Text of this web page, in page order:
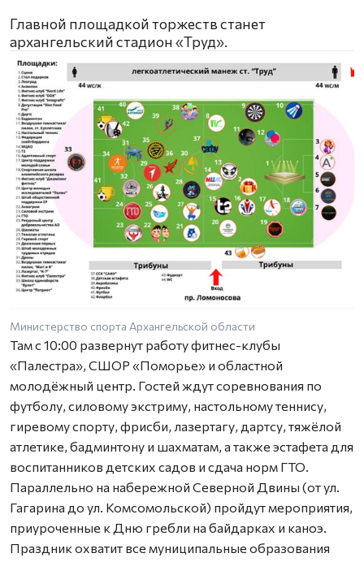
Главной площадкой торжеств станет
архангельский стадион «Труд».
Министерство спорта Архангельской области
Там с 10:00 развернут работу фитнес-клубы
«Палестра», СШОР «Поморье» и областной
молодёжный центр. Гостей ждут соревнования по
футболу, силовому экстриму, настольному теннису,
гиревому спорту, фрисби, лазертагу, дартсу, тяжёлой
атлетике, бадминтону и шахматам, а также эстафета для
воспитанников детских садов и сдача норм ГТО.
Параллельно на набережной Северной Двины (от ул.
Гагарина до ул. Комсомольской) пройдут мероприятия,
приуроченные к Дню гребли на байдарках и каноэ.
Праздник охватит все муниципальные образования